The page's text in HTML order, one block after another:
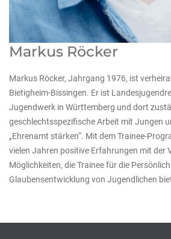
Markus Röcker
Markus Röcker, Jahrgang 1976, ist
Bietigheim-Bissingen. Er ist
Jugendwerk in Württemberg und dort
geschlechtsspezifische Arbeit mit Jungen
„Ehrenamt stärken“. Mit dem Trainee-
vielen Jahren positive Erfahrungen mit der
Möglichkeiten, die Trainee für die
Glaubensentwicklung von Jugendlichen